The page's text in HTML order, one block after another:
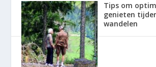
Tips om
genieten
wandelen